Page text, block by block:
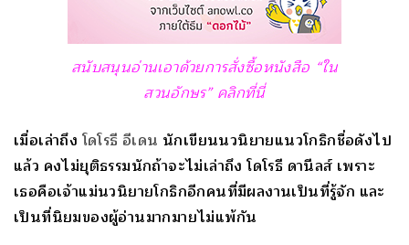
สนับสนุนอ่านเอาด้วยการสั่งซื้อหนังสือ “ใน
สวนอักษร” คลิกที่นี่
เมื่อเล่าถึง โดโรธี อีเดน นักเขียนนวนิยายแนวโกธิกชื่อดังไป
แล้ว คงไม่ยุติธรรมนักถ้าจะไม่เล่าถึง โดโรธี ดานีลส์ เพราะ
เธอคือเจ้าแม่นวนิยายโกธิกอีกคนที่มีผลงานเป็นที่รู้จัก และ
เป็นที่นิยมของผู้อ่านมากมายไม่แพ้กัน